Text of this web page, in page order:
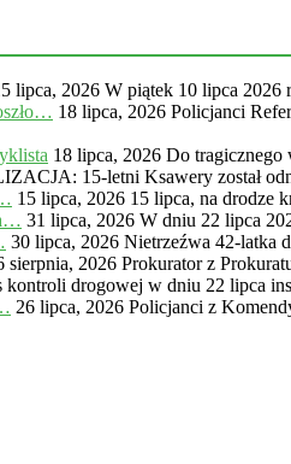
lipca, 2026 W piątek 10 lipca 2026
18 lipca, 2026 Policjanci
18 lipca, 2026 Do tragicznego
15-letni Ksawery został
15 lipca, 2026 15 lipca, na drodze
31 lipca, 2026 W dniu 22 lipca
30 lipca, 2026 Nietrzeźwa 42-latka
sierpnia, 2026 Prokurator z
kontroli drogowej w dniu 22 lipca
26 lipca, 2026 Policjanci z